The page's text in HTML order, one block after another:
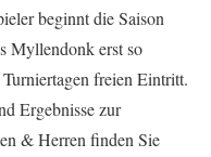
beginnt die Saison
Myllendonk erst so
freien Eintritt.
Ergebnisse zur
& Herren finden Sie